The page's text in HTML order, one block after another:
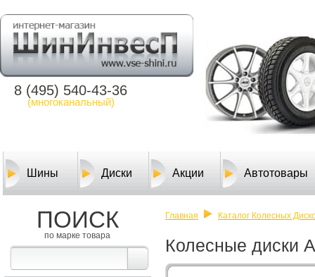
8 (495) 540-43-36
(многоканальный)
Шины Диски Акции Автотовары
ПОИСК
по марке товара
Главная Каталог Колесных
Колесные диски